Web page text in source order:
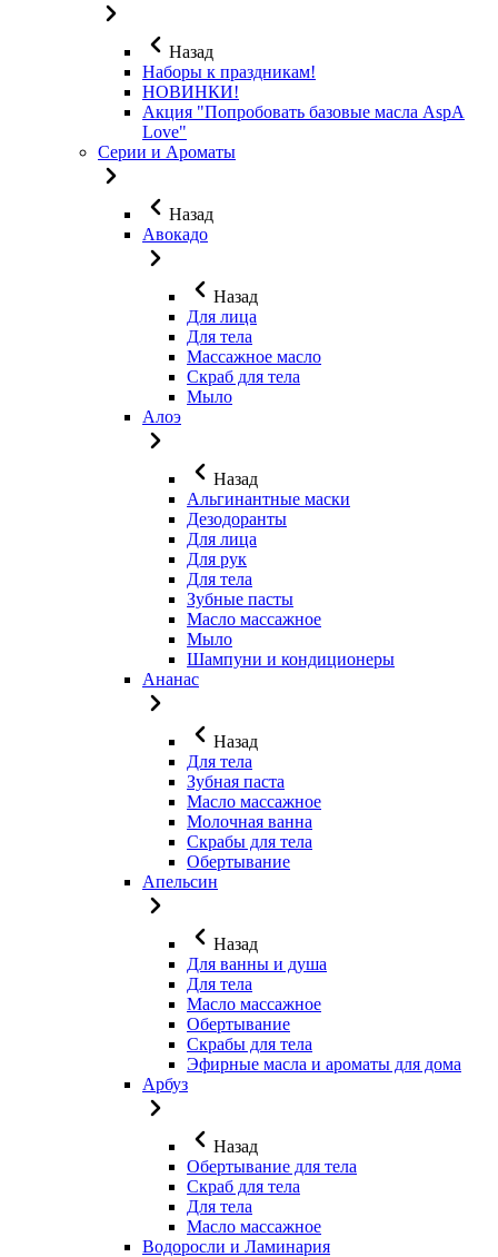
Назад
Наборы к праздникам!
НОВИНКИ!
Акция "Попробовать базовые масла AspA
Love"
Серии и Ароматы
Назад
Авокадо
Назад
Для лица
Для тела
Массажное масло
Скраб для тела
Мыло
Алоэ
Назад
Альгинантные маски
Дезодоранты
Для лица
Для рук
Для тела
Зубные пасты
Масло массажное
Мыло
Шампуни и кондиционеры
Ананас
Назад
Для тела
Зубная паста
Масло массажное
Молочная ванна
Скрабы для тела
Обертывание
Апельсин
Назад
Для ванны и душа
Для тела
Масло массажное
Обертывание
Скрабы для тела
Эфирные масла и ароматы для дома
Арбуз
Назад
Обертывание для тела
Скраб для тела
Для тела
Масло массажное
Водоросли и Ламинария